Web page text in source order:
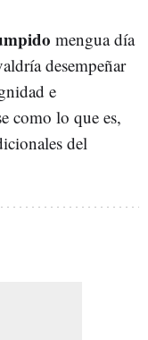
mengua día
desempeñar
e
como lo que es,
del